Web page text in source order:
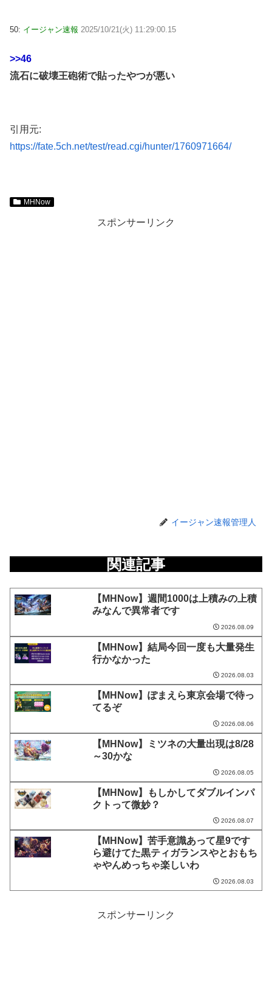
50: イージャン速報 2025/10/21(火) 11:29:00.15
>>46
流石に破壊王砲術で貼ったやつが悪い
引用元:
https://fate.5ch.net/test/read.cgi/hunter/1760971664/
MHNow
スポンサーリンク
イージャン速報管理人
関連記事
【MHNow】週間1000は上積みの上積
みなんで異常者です
2026.08.09
【MHNow】結局今回一度も大量発生
行かなかった
2026.08.03
【MHNow】ぽまえら東京会場で待っ
てるぞ
2026.08.06
【MHNow】ミツネの大量出現は8/28
～30かな
2026.08.05
【MHNow】もしかしてダブルインパ
クトって微妙？
2026.08.07
【MHNow】苦手意識あって星9です
ら避けてた黒ティガランスやとおもち
ゃやんめっちゃ楽しいわ
2026.08.03
スポンサーリンク